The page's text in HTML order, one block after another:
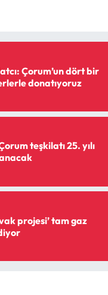
Çorum’un dört bir
donatıyoruz
teşkilatı 25. yılı
tam gaz